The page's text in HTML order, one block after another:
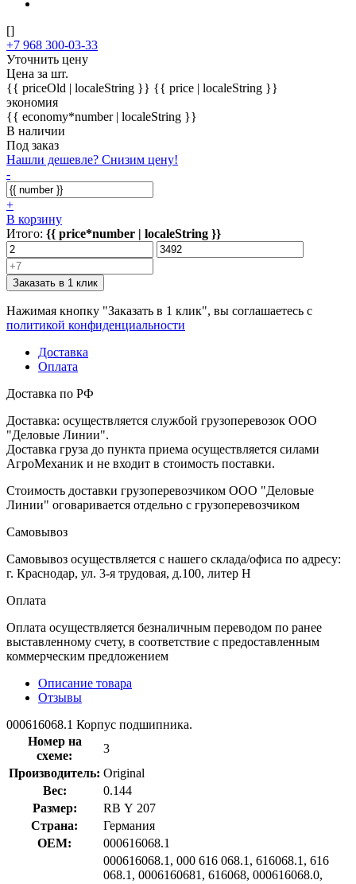
[]
+7 968 300-03-33
Уточнить цену
Цена за шт.
{{ priceOld | localeString }} {{ price | localeString }}
экономия
{{ economy*number | localeString }}
В наличии
Под заказ
Нашли дешевле? Снизим цену!
-
+
В корзину
Итого: {{ price*number | localeString }}
Заказать в 1 клик
Нажимая кнопку "Заказать в 1 клик", вы соглашаетесь с
политикой конфиденциальности
Доставка
Оплата
Доставка по РФ
Доставка: осуществляется службой грузоперевозок ООО
"Деловые Линии".
Доставка груза до пункта приема осуществляется силами
АгроМеханик и не входит в стоимость поставки.
Стоимость доставки грузоперевозчиком ООО "Деловые
Линии" оговаривается отдельно с грузоперевозчиком
Самовывоз
Самовывоз осуществляется с нашего склада/офиса по адресу:
г. Краснодар, ул. 3-я трудовая, д.100, литер Н
Оплата
Оплата осуществляется безналичным переводом по ранее
выставленному счету, в соответствие с предоставленным
коммерческим предложением
Описание товара
Отзывы
000616068.1 Корпус подшипника.
Номер на
схеме:
3
Производитель: Original
Вес:
0.144
Размер:
RB Y 207
Страна:
Германия
OEM:
000616068.1
000616068.1, 000 616 068.1, 616068.1, 616
068.1, 0006160681, 616068, 000616068.0,